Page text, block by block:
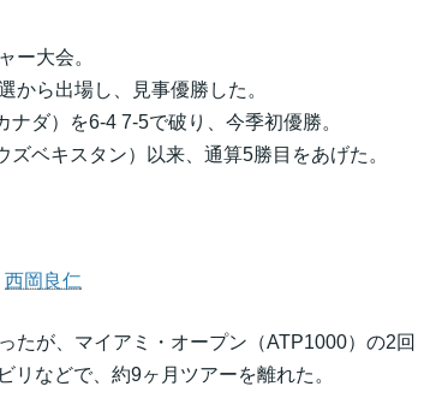
ー大会。
から出場し、見事優勝した。
ダ）を6-4 7-5で破り、今季初優勝。
ベキスタン）以来、通算5勝目をあげた。
西岡良仁
たが、マイアミ・オープン（ATP1000）の2回
などで、約9ヶ月ツアーを離れた。